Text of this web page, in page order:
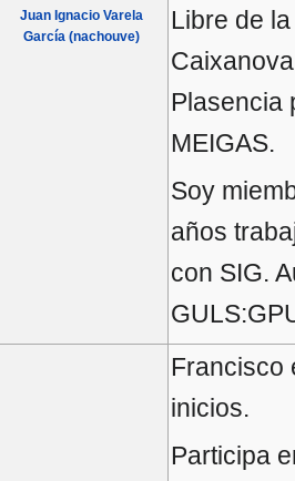
Juan Ignacio Varela
García (nachouve)
Libre de
Plasencia
MEIGAS.
Soy
años
con SIG.
Francisco
inicios.
Participa